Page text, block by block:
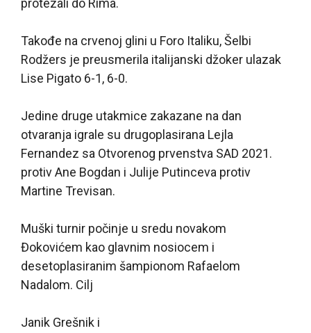
Takođe na crvenoj glini u Foro Italiku, Šelbi
Rodžers je preusmerila italijanski džoker ulazak
Lise Pigato 6-1, 6-0.
Jedine druge utakmice zakazane na dan
otvaranja igrale su drugoplasirana Lejla
Fernandez sa Otvorenog prvenstva SAD 2021.
protiv Ane Bogdan i Julije Putinceva protiv
Martine Trevisan.
Muški turnir počinje u sredu novakom
Đokovićem kao glavnim nosiocem i
desetoplasiranim šampionom Rafaelom
Nadalom. Cilj
Janik Grešnik i